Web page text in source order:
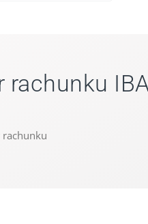
rachunku
rachunku